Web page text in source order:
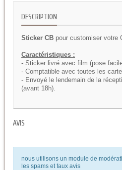
DESCRIPTION
Sticker CB pour customiser votre
Caractéristiques :
- Sticker livré avec film (pose
- Comptatible avec toutes les carte
- Envoyé le lendemain de la
(avant 18h).
AVIS
nous utilisons un module de
les spams et faux avis